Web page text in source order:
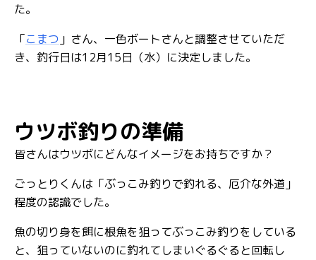
た。
「こまつ 」さん、一色ボートさんと調整させていただ
き、釣行日は12月15日（水）に決定しました。
ウツボ釣りの準備
皆さんはウツボにどんなイメージをお持ちですか？
ごっとりくんは「ぶっこみ釣りで釣れる、厄介な外道」
程度の認識でした。
魚の切り身を餌に根魚を狙ってぶっこみ釣りをしている
と、狙っていないのに釣れてしまいぐるぐると回転し